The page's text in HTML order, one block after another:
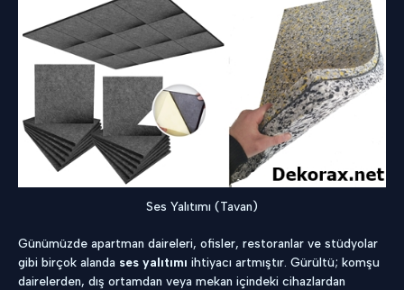
Ses Yalıtımı (Tavan)
Günümüzde apartman daireleri, ofisler, restoranlar ve stüdyolar
gibi birçok alanda ses yalıtımı ihtiyacı artmıştır. Gürültü; komşu
dairelerden, dış ortamdan veya mekan içindeki cihazlardan